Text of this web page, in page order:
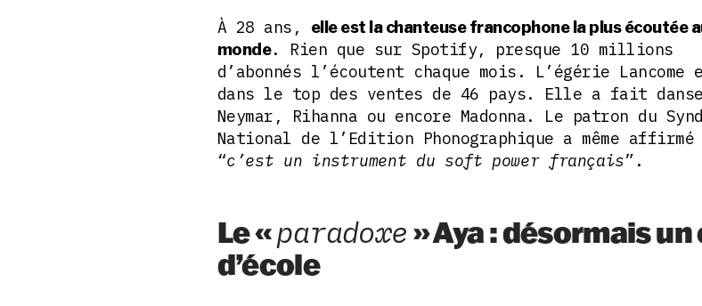
À 28 ans,
elle est la chanteuse francophone la plus écoutée
monde. Rien que sur Spotify, presque 10 millions
d’abonnés l’écoutent chaque mois. L’égérie Lancome
dans le top des ventes de 46 pays. Elle a fait
Neymar, Rihanna ou encore Madonna. Le patron du
National de l’Edition Phonographique a même affirmé
“c’est un instrument du soft power français”.
Le «paradoxe» Aya : désormais un
d’école